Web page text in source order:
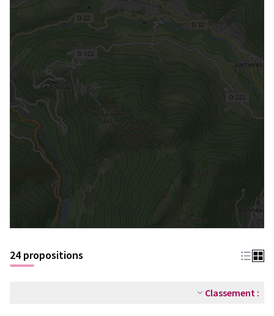
24 propositions
Classement :